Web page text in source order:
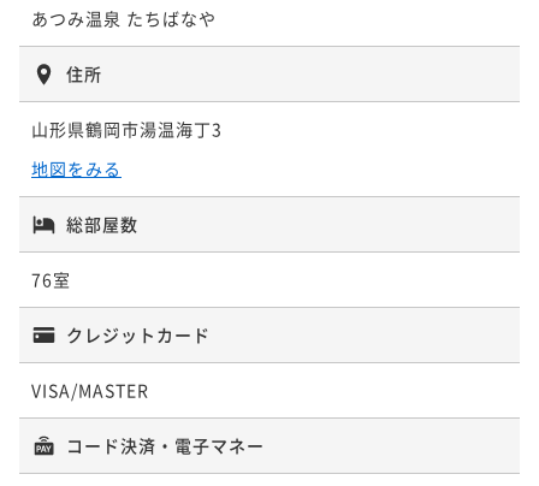
【ウェルカムキッズプラン】小学生歓迎。広めの和室
と嬉しい特典で家族温泉旅の思い出を。（1泊2食）
二食付き 現地決済可
ポイント即利用で最大5％OFF
¥ 43,681 ~
【春夏限定】季節の特別料理！山形牛尽くし会席
二食付き 現地決済可
ポイント即利用で最大5％OFF
2名 ¥ 45,980 ~
あつみ温泉 たちばなや
住所
山形県鶴岡市湯温海丁3
地図をみる
総部屋数
76室
クレジットカード
VISA/MASTER
コード決済・電子マネー